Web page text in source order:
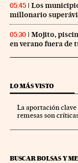
05:45
Los
millonario
05:30
Mojito,
en verano fuera de
LO MÁS VISTO
La aportación
remesas son
BUSCAR BOLSAS Y